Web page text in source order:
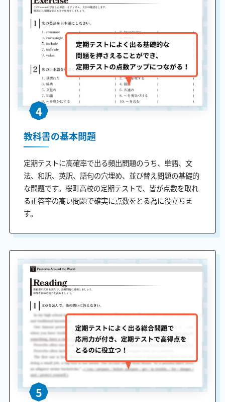
4
教科書の基本問題
定期テストに高確率で出る頻出問題のうち、単語、文
法、和訳、英訳、語句の穴埋め、並び替え問題の基礎的
な問題です。桜町高校の定期テストで、皆が点数を取れ
る正答率の高い問題で確実に点数をとる為に役立ちま
す。
5